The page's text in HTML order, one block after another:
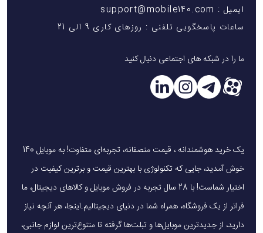
ایمیل : support@mobile140.com
ساعات پاسخگویی تلفنی : روزهای کاری 9 الی 21
ما را در شبکه های اجتماعی دنبال کنید
یک خرید هوشمندانه ، قیمت منصفانه، تجربه‌ای متفاوت! به موبایل 140
خوش آمدید، جایی که تکنولوژی با بهترین قیمت و برترین کیفیت در
اختیار شماست! با 28 سال تجربه در فروش موبایل و کالاهای دیجیتال، ما
فراتر از یک فروشگاه، همراه شما در دنیای دیجیتالیم.اینجا، هر آنچه نیاز
دارید، از جدیدترین موبایل‌ها و تبلت‌ها گرفته تا متنوع‌ترین لوازم جانبی،